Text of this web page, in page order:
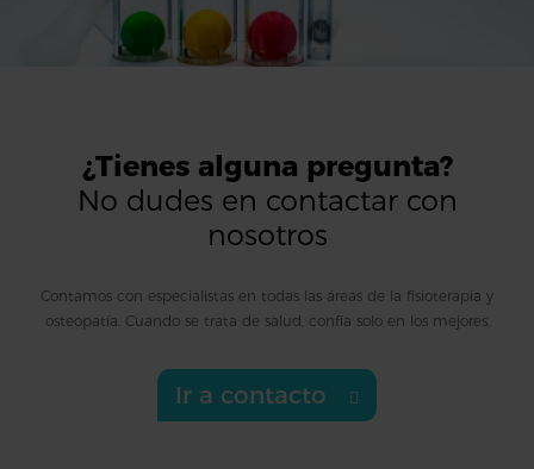
¿Tienes alguna pregunta?
No dudes en contactar con
nosotros
Contamos con especialistas en todas las áreas de la fisioterapia y
osteopatía. Cuando se trata de salud, confía solo en los mejores.
Ir a contacto